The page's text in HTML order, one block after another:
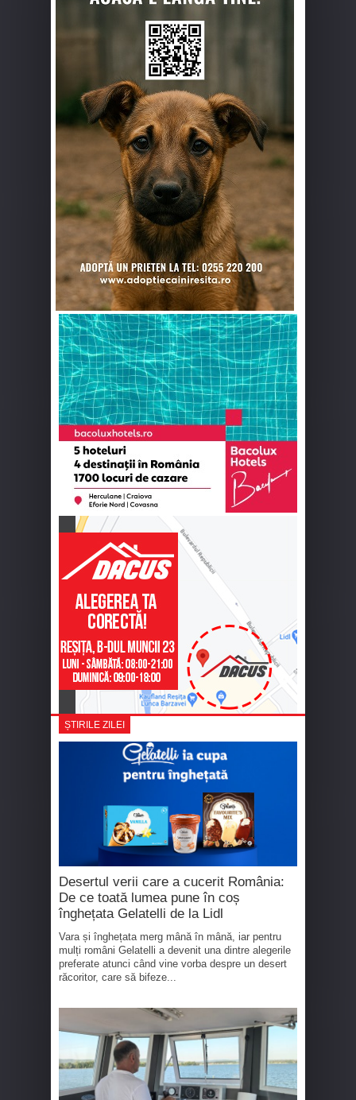
ȘTIRILE ZILEI
Desertul verii care a cucerit România:
De ce toată lumea pune în coș
înghețata Gelatelli de la Lidl
Vara și înghețata merg mână în mână, iar pentru
mulți români Gelatelli a devenit una dintre alegerile
preferate atunci când vine vorba despre un desert
răcoritor, care să bifeze...